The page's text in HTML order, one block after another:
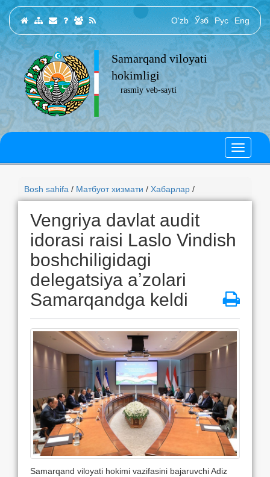
O‘zb Ўзб Рус Eng
Samarqand viloyati
hokimligi
rasmiy veb-sayti
Bosh sahifa / Матбуот хизмати / Хабарлар /
Vengriya davlat audit
idorasi raisi Laslo Vindish
boshchiligidagi
delegatsiya aʼzolari
Samarqandga keldi
Samarqand viloyati hokimi vazifasini bajaruvchi Adiz